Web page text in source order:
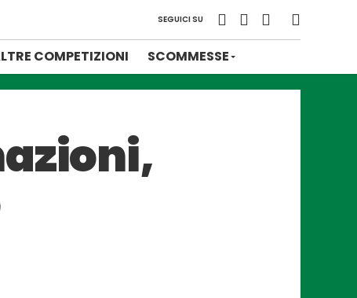
SEGUICI SU
COMPETIZIONI SCOMMESSE